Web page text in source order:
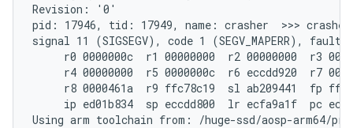
Revision: '0'
pid: 17946, tid: 17949, name: crasher  >>> crasher
signal 11 (SIGSEGV), code 1 (SEGV_MAPERR), fault
r0 0000000c  r1 00000000  r2 00000000  r3
r4 00000000  r5 0000000c  r6 eccdd920  r7
r8 0000461a  r9 ffc78c19  sl ab209441  fp
ip ed01b834  sp eccdd800  lr ecfa9a1f  pc
Using arm toolchain from: /huge-ssd/aosp-arm64/